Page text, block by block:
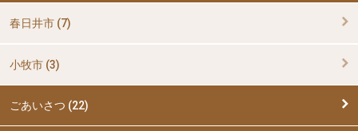
春日井市 (7)
小牧市 (3)
ごあいさつ (22)